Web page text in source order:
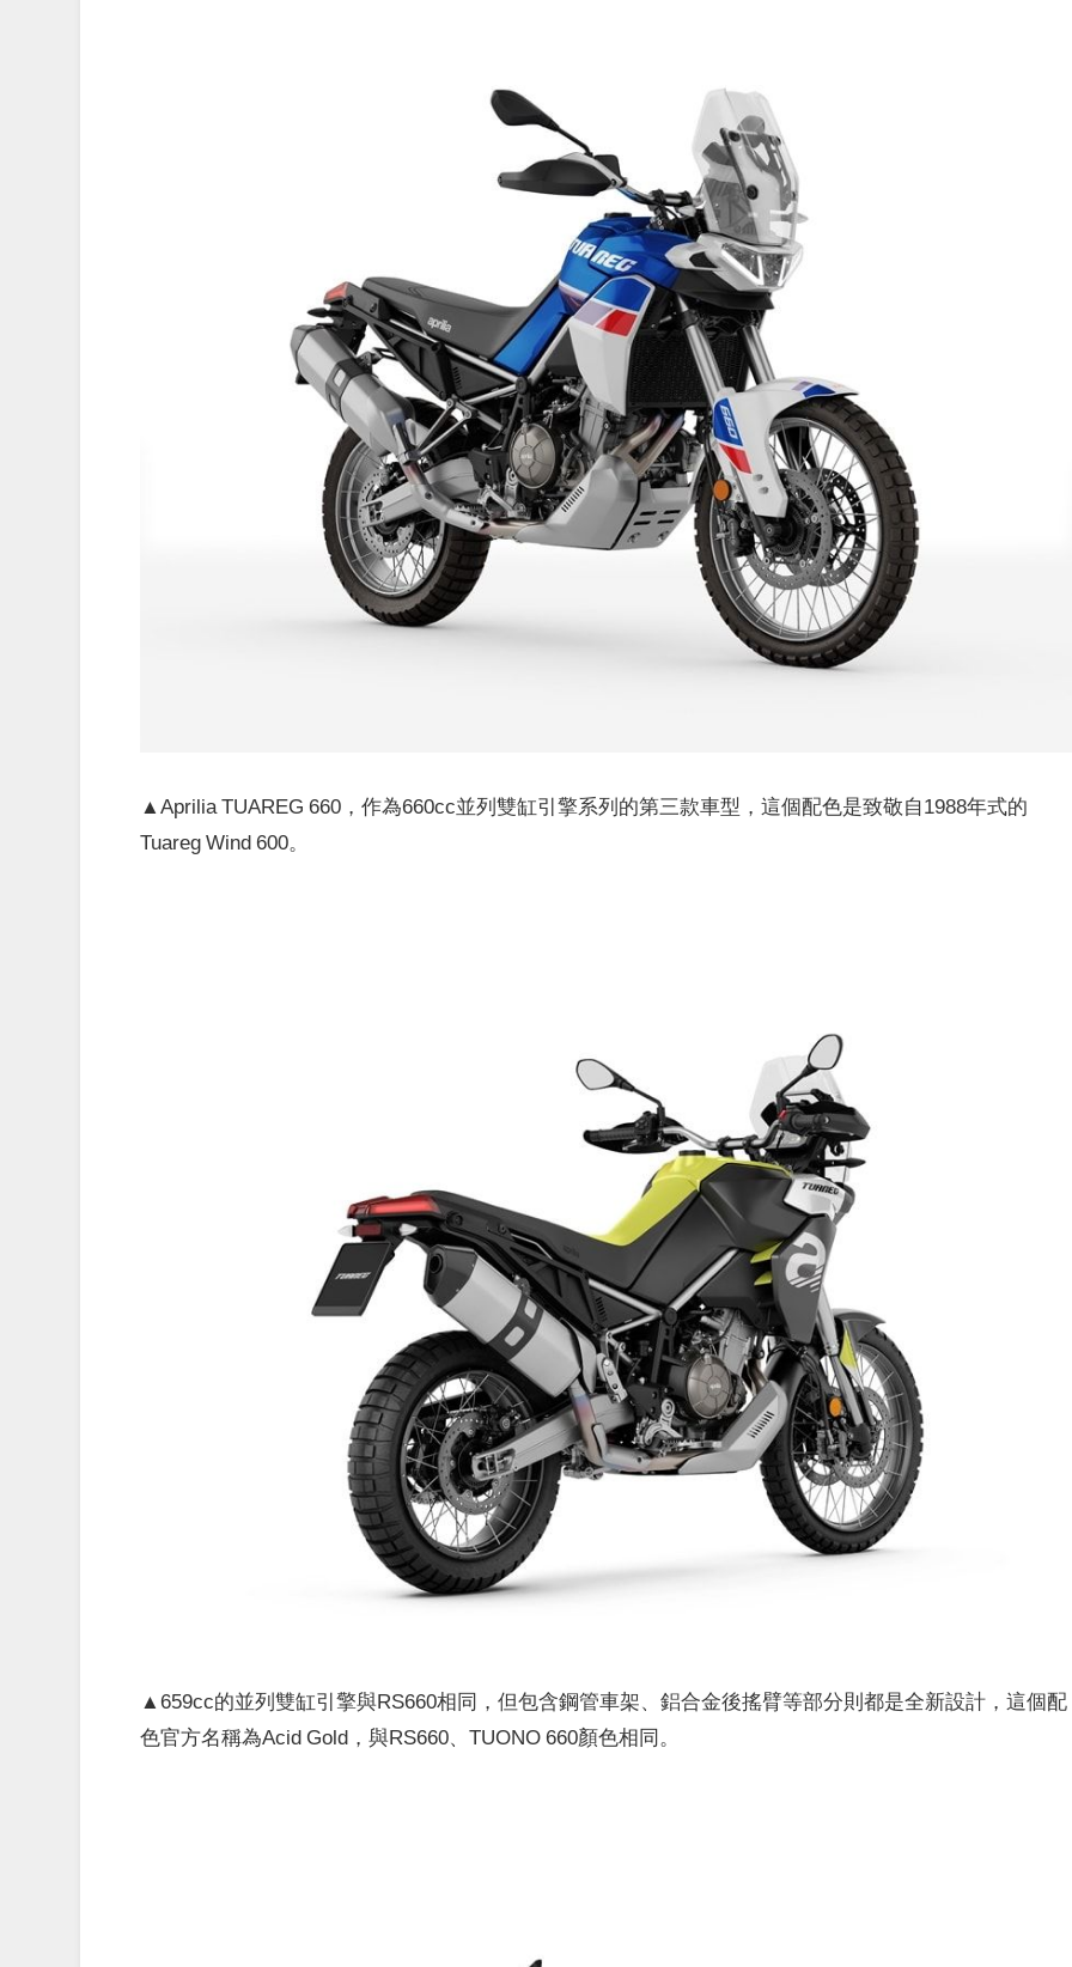
▲Aprilia TUAREG 660，作為660cc並列雙缸引擎系列的第三款車型，這個配色是致敬自1988年式的
Tuareg Wind 600。
▲659cc的並列雙缸引擎與RS660相同，但包含鋼管車架、鋁合金後搖臂等部分則都是全新設計，這個配
色官方名稱為Acid Gold，與RS660、TUONO 660顏色相同。